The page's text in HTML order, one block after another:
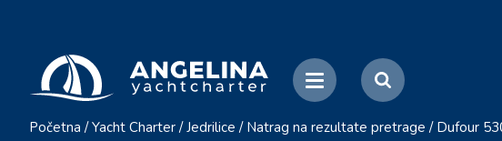
Početna / Yacht Charter / Jedrilice / Natrag na rezultate pretrage / Dufour